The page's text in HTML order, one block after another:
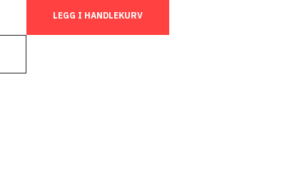
LEGG I HANDLEKURV